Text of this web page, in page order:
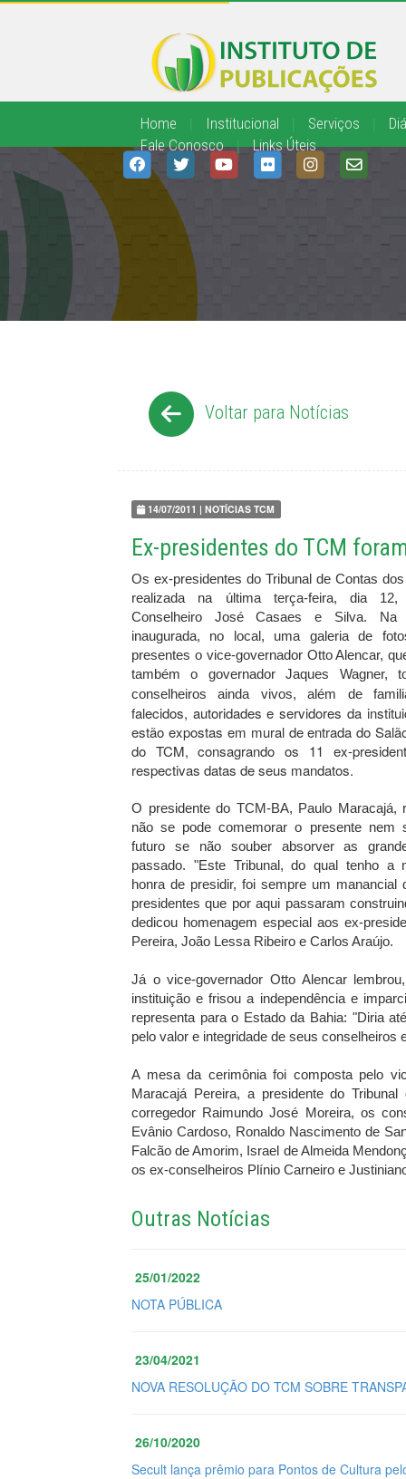
Home Institucional Serviços
Fale Conosco
| Links Úteis
Voltar para Notícias
14/07/2011 | NOTÍCIAS TCM
Ex-presidentes do TCM
Os ex-presidentes do Tribunal de Contas
realizada na última terça-feira, dia 12,
Conselheiro José Casaes e Silva. Na
inaugurada, no local, uma galeria de
presentes o vice-governador Otto Alencar,
também o governador Jaques Wagner,
conselheiros ainda vivos, além de
falecidos, autoridades e servidores da
estão expostas em mural de entrada do
do TCM, consagrando os 11 ex-
respectivas datas de seus mandatos.
O presidente do TCM-BA, Paulo Maracajá,
não se pode comemorar o presente nem
futuro se não souber absorver as
passado. "Este Tribunal, do qual tenho a
honra de presidir, foi sempre um
presidentes que por aqui passaram
dedicou homenagem especial aos ex-
Pereira, João Lessa Ribeiro e Carlos Araújo.
Já o vice-governador Otto Alencar
instituição e frisou a independência e
representa para o Estado da Bahia: "Diria
pelo valor e integridade de seus
A mesa da cerimônia foi composta pelo
Maracajá Pereira, a presidente do
corregedor Raimundo José Moreira, os
Evânio Cardoso, Ronaldo Nascimento de
Falcão de Amorim, Israel de Almeida
os ex-conselheiros Plínio Carneiro e
Outras Notícias
25/01/2022
NOTA PÚBLICA
23/04/2021
NOVA RESOLUÇÃO DO TCM SOBRE
26/10/2020
Secult lança prêmio para Pontos de Cultura